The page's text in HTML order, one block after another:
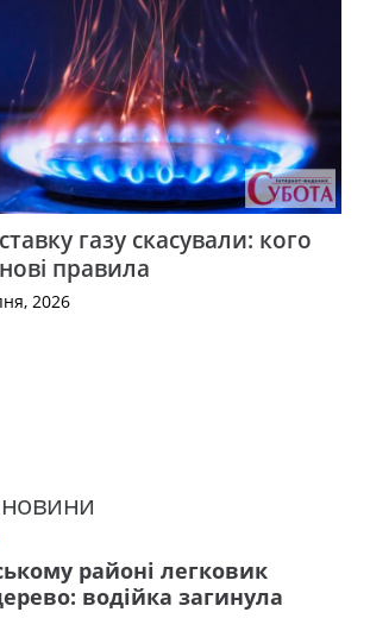
газу скасували: кого
правила
2026
районі легковик
водійка загинула